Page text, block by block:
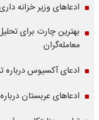
ادعاهای وزیر خزانه
بهترین چارت برای
معامله‌گران
ادعای آکسیوس درباره
ادعاهای عربستان